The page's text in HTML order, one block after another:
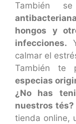
También
hongos y
infecciones.
calmar el
También te
especias
¿No has
nuestros
tienda online,